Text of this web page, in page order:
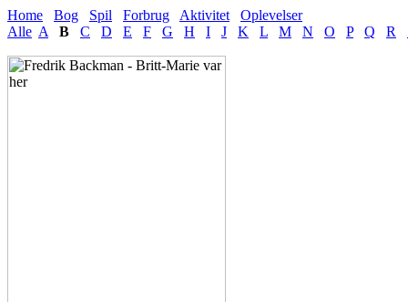
Home Bog Spil Forbrug Aktivitet
Oplevelser
Alle A B C D E F G H I J K L M N O P Q R